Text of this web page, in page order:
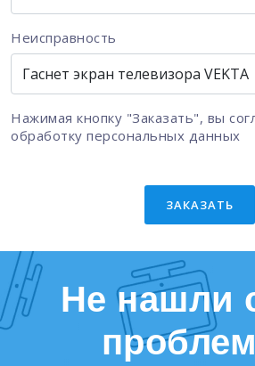
Неисправность
Нажимая кнопку "Заказать", вы
обработку персональных данных
ЗАКАЗАТЬ
Не нашли